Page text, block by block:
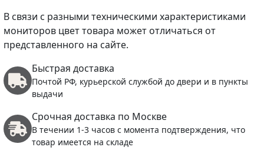
В связи с разными техническими характеристиками
мониторов цвет товара может отличаться от
представленного на сайте.
Быстрая доставка
Почтой РФ, курьерской службой до двери и в пункты
выдачи
Срочная доставка по Москве
В течении 1-3 часов с момента подтверждения, что
товар имеется на складе